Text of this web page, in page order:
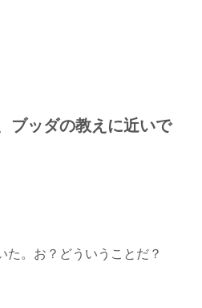
ブッダの教えに近いで
た。お？どういうことだ？